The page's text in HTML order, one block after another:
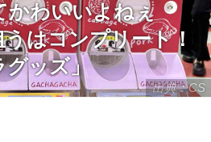
出典：CS
かわいいよねぇ
はコンプリート！
グッズ」